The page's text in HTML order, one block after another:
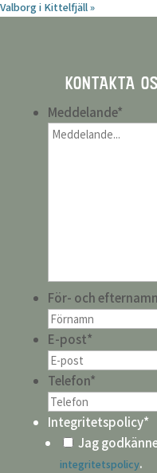
Valborg i Kittelfjäll»
KONTAKTA
Meddelande*
För- och efternamn
E-post*
Telefon*
Integritetspolicy*
Jag
integritetspolicy.